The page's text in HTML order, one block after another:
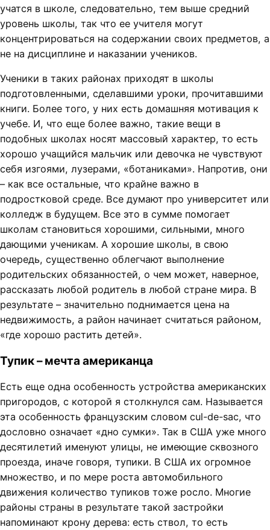
учатся в школе, следовательно, тем выше средний
уровень школы, так что ее учителя могут
концентрироваться на содержании своих предметов, а
не на дисциплине и наказании учеников.
Ученики в таких районах приходят в школы
подготовленными, сделавшими уроки, прочитавшими
книги. Более того, у них есть домашняя мотивация к
учебе. И, что еще более важно, такие вещи в
подобных школах носят массовый характер, то есть
хорошо учащийся мальчик или девочка не чувствуют
себя изгоями, лузерами, «ботаниками». Напротив, они
– как все остальные, что крайне важно в
подростковой среде. Все думают про университет или
колледж в будущем. Все это в сумме помогает
школам становиться хорошими, сильными, много
дающими ученикам. А хорошие школы, в свою
очередь, существенно облегчают выполнение
родительских обязанностей, о чем может, наверное,
рассказать любой родитель в любой стране мира. В
результате – значительно поднимается цена на
недвижимость, а район начинает считаться районом,
«где хорошо растить детей».
Тупик – мечта американца
Есть еще одна особенность устройства американских
пригородов, с которой я столкнулся сам. Называется
эта особенность французским словом cul-de-sac, что
дословно означает «дно сумки». Так в США уже много
десятилетий именуют улицы, не имеющие сквозного
проезда, иначе говоря, тупики. В США их огромное
множество, и по мере роста автомобильного
движения количество тупиков тоже росло. Многие
районы страны в результате такой застройки
напоминают крону дерева: есть ствол, то есть